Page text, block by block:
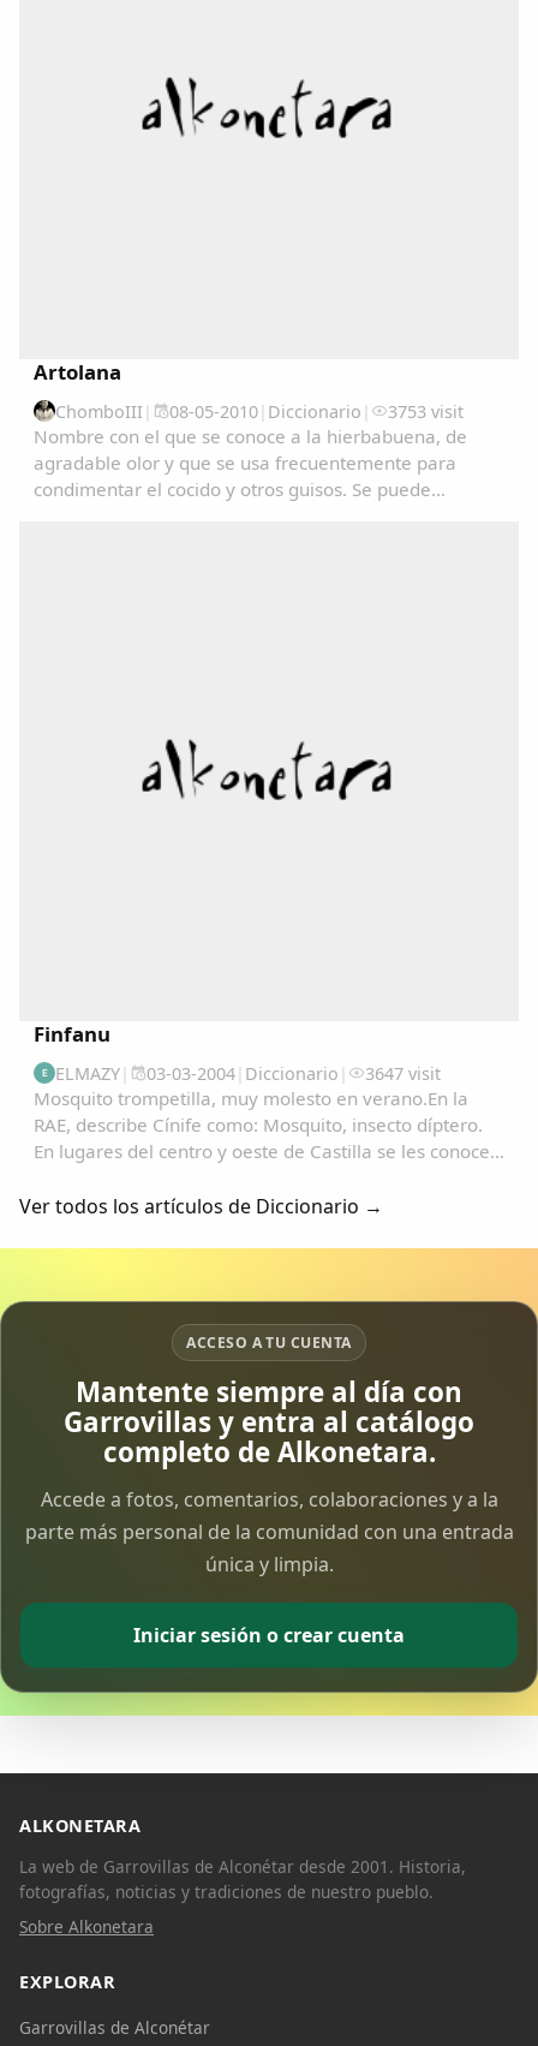
Artolana
ChomboIII | 08-05-2010| Diccionario | 3753 visit
Nombre con el que se conoce a la hierbabuena, de
agradable olor y que se usa frecuentemente para
condimentar el cocido y otros guisos. Se puede
Finfanu
E ELMAZY| 03-03-2004| Diccionario | 3647 visit
Mosquito trompetilla, muy molesto en verano.En la
RAE, describe Cínife como: Mosquito, insecto díptero.
En lugares del centro y oeste de Castilla se les conoce
transformación en: "Pífano", "Pínfano...
Ver todos los artículos de Diccionario →
ACCESO A TU CUENTA
Mantente siempre al día con
Garrovillas y entra al catálogo
completo de Alkonetara.
Accede a fotos, comentarios, colaboraciones y a la
parte más personal de la comunidad con una entrada
única y limpia.
Iniciar sesión o crear cuenta
ALKONETARA
La web de Garrovillas de Alconétar desde 2001. Historia,
fotografías, noticias y tradiciones de nuestro pueblo.
Sobre Alkonetara
EXPLORAR
Garrovillas de Alconétar